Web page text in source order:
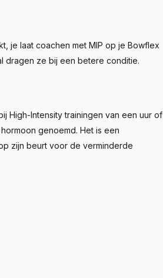
je laat coachen met MIP op je Bowflex
dragen ze bij een betere conditie.
High-Intensity trainingen van een uur of
genoemd. Het is een
zijn beurt voor de verminderde